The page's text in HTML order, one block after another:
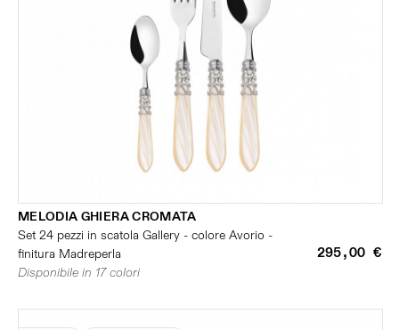
MELODIA GHIERA CROMATA
Set 24 pezzi in scatola Gallery - colore Avorio -
finitura Madreperla
295,00 €
Disponibile in 17 colori